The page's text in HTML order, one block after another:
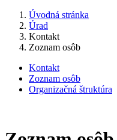
Úvodná stránka
Úrad
Kontakt
Zoznam osôb
Kontakt
Zoznam osôb
Organizačná štruktúra